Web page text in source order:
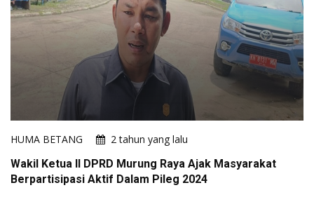
HUMA BETANG
2 tahun yang lalu
Wakil Ketua II DPRD Murung Raya Ajak Masyarakat
Berpartisipasi Aktif Dalam Pileg 2024